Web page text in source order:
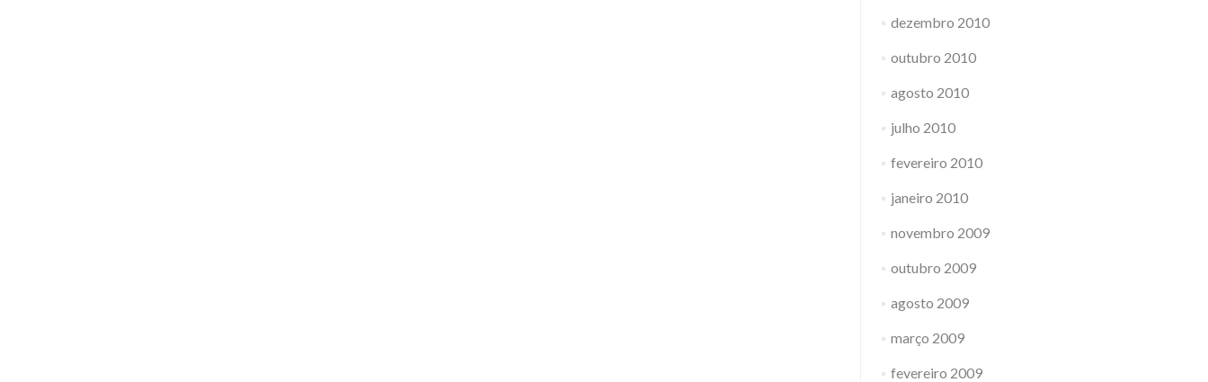
dezembro 2010
outubro 2010
agosto 2010
julho 2010
fevereiro 2010
janeiro 2010
novembro 2009
outubro 2009
agosto 2009
março 2009
fevereiro 2009